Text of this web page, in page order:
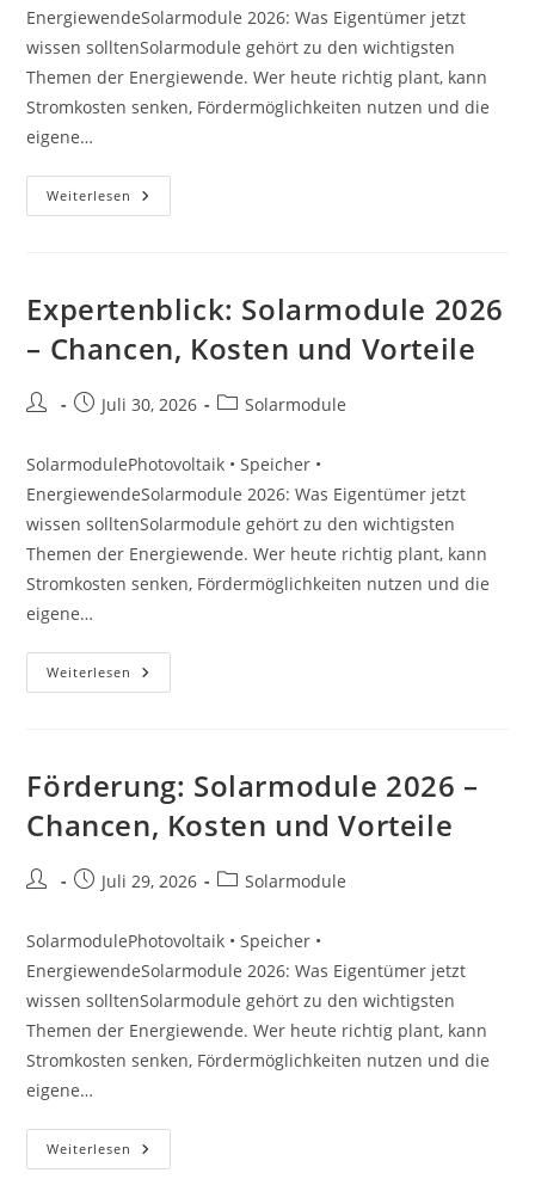
EnergiewendeSolarmodule 2026: Was Eigentümer jetzt
wissen solltenSolarmodule gehört zu den wichtigsten
Themen der Energiewende. Wer heute richtig plant, kann
Stromkosten senken, Fördermöglichkeiten nutzen und die
eigene…
Weiterlesen Expertenblick:
Solarmodule
Und
Vorteile
Expertenblick: Solarmodule 2026
– Chancen, Kosten und Vorteile
Beitrags-BeitragJuli 30, 2026
Beitrags-
Solarmodule
SolarmodulePhotovoltaik • Speicher •
EnergiewendeSolarmodule 2026: Was Eigentümer jetzt
wissen solltenSolarmodule gehört zu den wichtigsten
Themen der Energiewende. Wer heute richtig plant, kann
Stromkosten senken, Fördermöglichkeiten nutzen und die
eigene…
Weiterlesen Expertenblick:
Solarmodule
Vorteile
Förderung: Solarmodule 2026 –
Chancen, Kosten und Vorteile
Beitrags-BeitragJuli 29, 2026
Beitrags-
Solarmodule
SolarmodulePhotovoltaik • Speicher •
EnergiewendeSolarmodule 2026: Was Eigentümer jetzt
wissen solltenSolarmodule gehört zu den wichtigsten
Themen der Energiewende. Wer heute richtig plant, kann
Stromkosten senken, Fördermöglichkeiten nutzen und die
eigene…
Weiterlesen Förderung:
Solarmodule